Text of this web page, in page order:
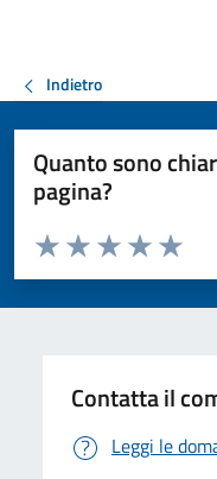
Indietro
Quanto sono
pagina?
Valuta da 1 a 5 stelle la
Valuta
Valuta 4
Valuta 3 stelle
Valuta 2 stelle su 5
Valuta 1 stelle su 5
Contatta il
Leggi le